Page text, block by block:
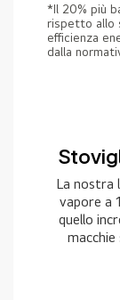
*Il 20% più
rispetto allo
efficienza
dalla
La nostra
vapore a
quello